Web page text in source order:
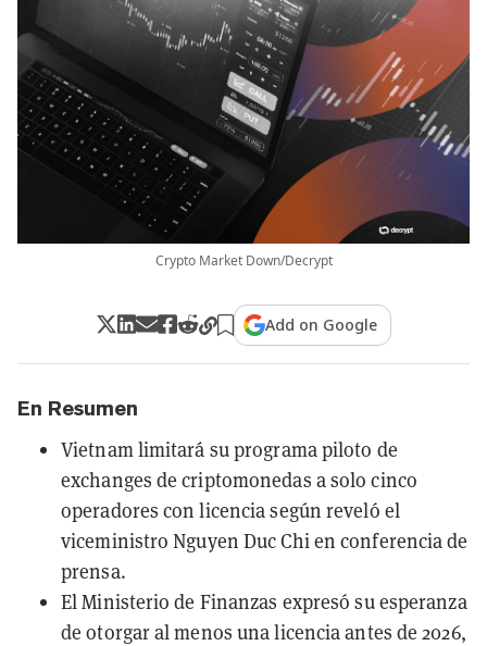
Crypto Market Down/Decrypt
Add on Google
En Resumen
Vietnam limitará su programa piloto de
exchanges de criptomonedas a solo cinco
operadores con licencia según reveló el
viceministro Nguyen Duc Chi en conferencia de
prensa.
El Ministerio de Finanzas expresó su esperanza
de otorgar al menos una licencia antes de 2026,